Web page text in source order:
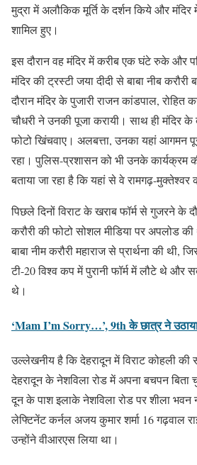
मुद्रा में अलौकिक मूर्ति के दर्शन किये और
शामिल हुए।
इस दौरान वह मंदिर में करीब एक घंटे रुके और
मंदिर की ट्रस्टी जया दीदी से बाबा नीब
दौरान मंदिर के पुजारी राजन कांडपाल, रोहित
चौधरी ने उनकी पूजा करायी। साथ ही मंदिर के
फोटो खिंचवाए। अलबत्ता, उनका यहां आगमन
रहा। पुलिस-प्रशासन को भी उनके कार्यक्रम
बताया जा रहा है कि यहां से वे रामगढ़-
पिछले दिनों विराट के खराब फॉर्म से गुजरने के
करौरी की फोटो सोशल मीडिया पर अपलोड
बाबा नीम करौरी महाराज से प्रार्थना की थी,
टी-20 विश्व कप में पुरानी फॉर्म में लौटे थे और
थे।
‘Mam I’m Sorry…’, 9th के छात्र ने
उल्लेखनीय है कि देहरादून में विराट कोहली की
देहरादून के नेशविला रोड में अपना बचपन
दून के पाश इलाके नेशविला रोड पर शीला भवन
लेफ्टिनेंट कर्नल अजय कुमार शर्मा 16 गढ़वाल
उन्होंने वीआरएस लिया था।